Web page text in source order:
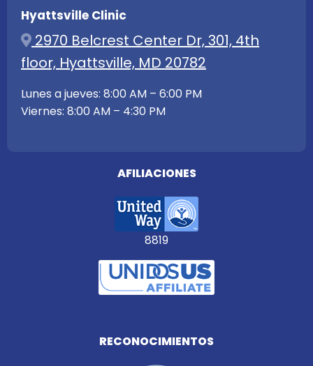
Hyattsville Clinic
2970 Belcrest Center Dr, 301, 4th
floor, Hyattsville, MD 20782
Lunes a jueves: 8:00 AM – 6:00 PM
Viernes: 8:00 AM – 4:30 PM
AFILIACIONES
8819
RECONOCIMIENTOS